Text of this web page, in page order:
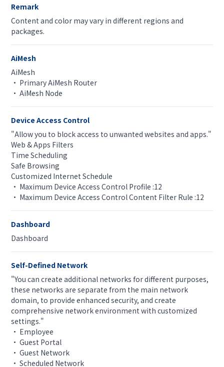
Remark
Content and color may vary in different regions and
packages.
AiMesh
AiMesh
• Primary AiMesh Router
• AiMesh Node
Device Access Control
"Allow you to block access to unwanted websites and apps."
Web & Apps Filters
Time Scheduling
Safe Browsing
Customized Internet Schedule
• Maximum Device Access Control Profile :12
• Maximum Device Access Control Content Filter Rule :12
Dashboard
Dashboard
Self-Defined Network
"You can create additional networks for different purposes,
these networks are separate from the main network
domain, to provide enhanced security, and create
comprehensive network environment with customized
settings."
• Employee
• Guest Portal
• Guest Network
• Scheduled Network